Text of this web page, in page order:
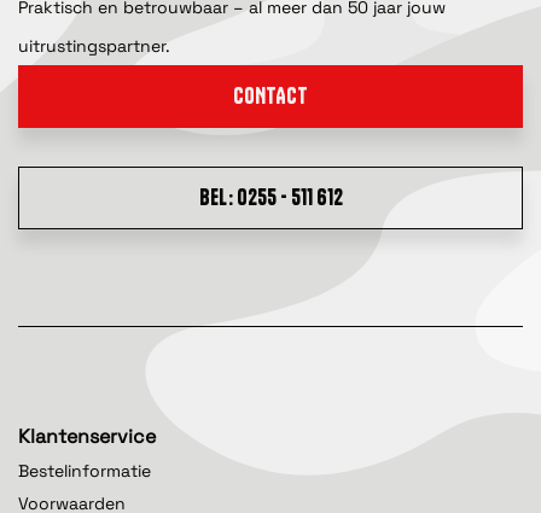
Praktisch en betrouwbaar – al meer dan 50 jaar jouw
uitrustingspartner.
CONTACT
BEL: 0255 - 511 612
Klantenservice
Bestelinformatie
Voorwaarden